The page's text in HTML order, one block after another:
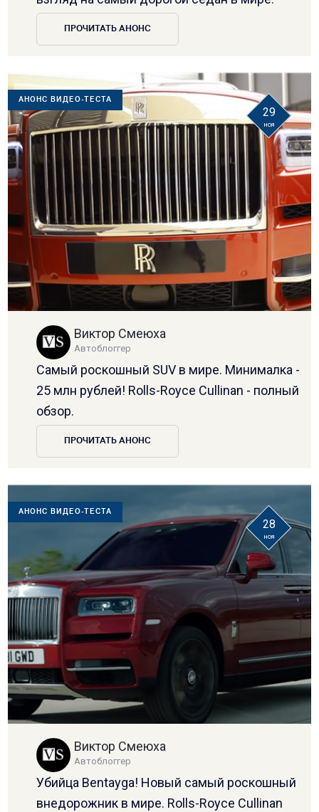
ПРОЧИТАТЬ АНОНС
АНОНС ВИДЕО-ТЕСТА
29
ноя
Виктор Смеюха
Автоблоггер
Самый роскошный SUV в мире. Минималка -
25 млн рублей! Rolls-Royce Cullinan - полный
обзор.
ПРОЧИТАТЬ АНОНС
АНОНС ВИДЕО-ТЕСТА
28
ноя
Виктор Смеюха
Автоблоггер
Убийца Bentayga! Новый самый роскошный
внедорожник в мире. Rolls-Royce Cullinan